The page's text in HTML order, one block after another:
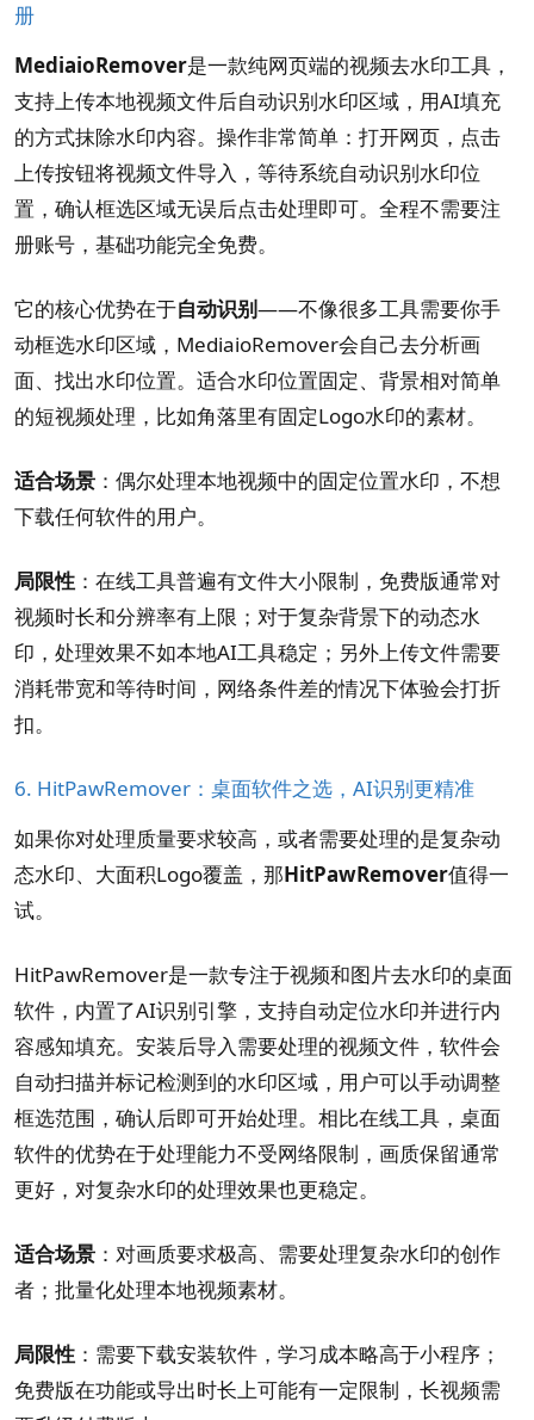
册
MediaioRemover是一款纯网页端的视频去水印工具，
支持上传本地视频文件后自动识别水印区域，用AI填充
的方式抹除水印内容。操作非常简单：打开网页，点击
上传按钮将视频文件导入，等待系统自动识别水印位
置，确认框选区域无误后点击处理即可。全程不需要注
册账号，基础功能完全免费。
它的核心优势在于自动识别——不像很多工具需要你手
动框选水印区域，MediaioRemover会自己去分析画
面、找出水印位置。适合水印位置固定、背景相对简单
的短视频处理，比如角落里有固定Logo水印的素材。
适合场景 ：偶尔处理本地视频中的固定位置水印，不想
下载任何软件的用户。
局限性 ：在线工具普遍有文件大小限制，免费版通常对
视频时长和分辨率有上限；对于复杂背景下的动态水
印，处理效果不如本地AI工具稳定；另外上传文件需要
消耗带宽和等待时间，网络条件差的情况下体验会打折
扣。
6. HitPawRemover：桌面软件之选，AI识别更精准
如果你对处理质量要求较高，或者需要处理的是复杂动
态水印、大面积Logo覆盖，那HitPawRemover值得一
试。
HitPawRemover是一款专注于视频和图片去水印的桌面
软件，内置了AI识别引擎，支持自动定位水印并进行内
容感知填充。安装后导入需要处理的视频文件，软件会
自动扫描并标记检测到的水印区域，用户可以手动调整
框选范围，确认后即可开始处理。相比在线工具，桌面
软件的优势在于处理能力不受网络限制，画质保留通常
更好，对复杂水印的处理效果也更稳定。
适合场景 ：对画质要求极高、需要处理复杂水印的创作
者；批量化处理本地视频素材。
局限性 ：需要下载安装软件，学习成本略高于小程序；
免费版在功能或导出时长上可能有一定限制，长视频需